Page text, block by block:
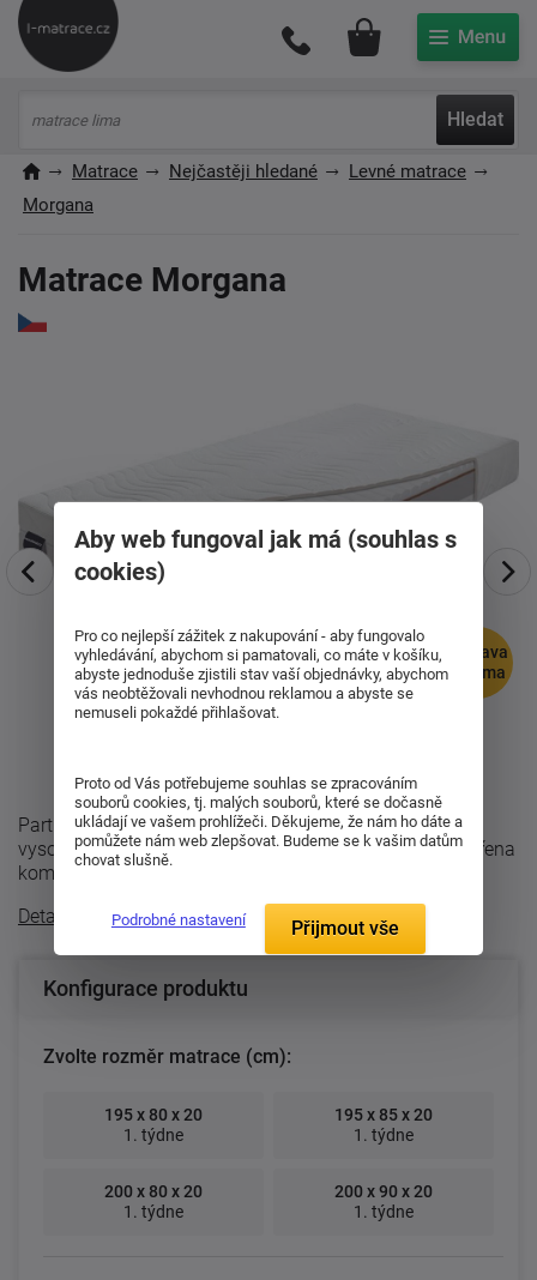
Hledat
Můj účet
Matrace Nejčastěji hledané
Levné matrace
Morgana
Matrace Morgana
doprava
zdarma
Partnerská, komfortní ortopedická matrace Morgana s
vysoce kvalitní studené pěny s profilací. Matrace je tvořena
kombinací kvalitních HR ...
Detailní popis
Konfigurace produktu
Zvolte rozměr matrace (cm):
195 x 80 x 20
1. týdne
195 x 85 x 20
1. týdne
200 x 80 x 20
1. týdne
200 x 90 x 20
1. týdne
Aby web fungoval jak má (souhlas s
cookies)
Pro co nejlepší zážitek z nakupování - aby fungovalo
vyhledávání, abychom si pamatovali, co máte v košíku,
abyste jednoduše zjistili stav vaší objednávky, abychom
vás neobtěžovali nevhodnou reklamou a abyste se
nemuseli pokaždé přihlašovat.
Proto od Vás potřebujeme souhlas se zpracováním
souborů cookies, tj. malých souborů, které se dočasně
ukládají ve vašem prohlížeči. Děkujeme, že nám ho dáte a
pomůžete nám web zlepšovat. Budeme se k vašim datům
chovat slušně.
Podrobné nastavení Přijmout vše